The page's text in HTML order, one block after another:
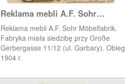
Reklama mebli A.F. Sohr
Möbelfabrik
Reklama mebli A.F. Sohr Möbelfabrik.
Fabryka miała siedzibę przy Große
Gerbergasse 11/12 (ul. Garbary). Obieg
1904 r.